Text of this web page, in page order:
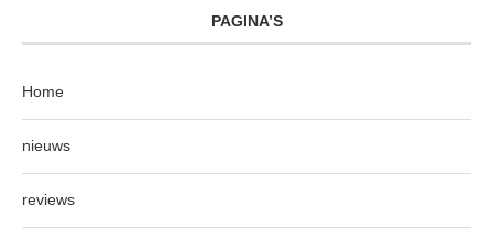
PAGINA’S
Home
nieuws
reviews